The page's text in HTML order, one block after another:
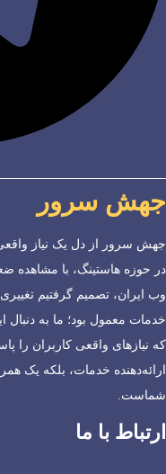
جهش سرور
جهش سرور از دل یک نیاز
در حوزه هاستینگ، با مشاهده
وب ایران، تصمیم گرفتیم
خدمات معمول بود؛ ما به دنبال
که نیازهای واقعی کاربران
ارائه‌دهنده خدمات، بلکه یک
شماست.
ارتباط با ما